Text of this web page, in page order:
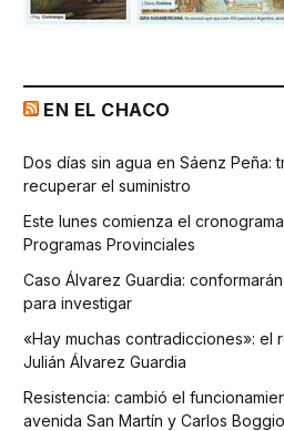
EN EL CHACO
Dos días sin agua en Sáenz Peña:
recuperar el suministro
Este lunes comienza el
Programas Provinciales
Caso Álvarez Guardia:
para investigar
«Hay muchas contradicciones»: el
Julián Álvarez Guardia
Resistencia: cambió el
avenida San Martín y Carlos Boggio